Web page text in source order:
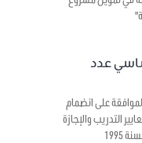
عدد
على انضمام
التدريب والإجازة